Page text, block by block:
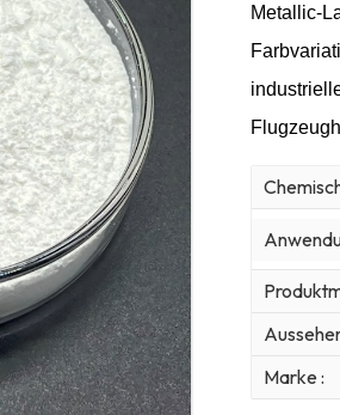
Metallic-
Marke :